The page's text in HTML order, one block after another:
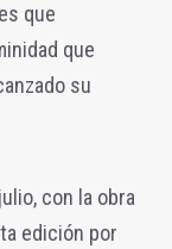
que
que
su
con la obra
edición por